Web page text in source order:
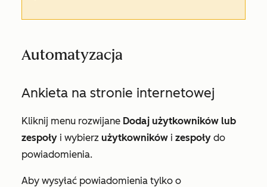
Automatyzacja
Ankieta na stronie internetowej
Kliknij menu rozwijane Dodaj użytkowników lub
zespoły i wybierz użytkowników i zespoły do
powiadomienia.
Aby wysyłać powiadomienia tylko o